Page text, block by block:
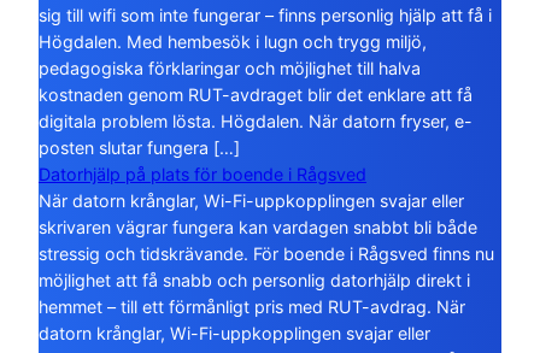
sig till wifi som inte fungerar – finns personlig hjälp att få i
Högdalen. Med hembesök i lugn och trygg miljö,
pedagogiska förklaringar och möjlighet till halva
kostnaden genom RUT-avdraget blir det enklare att få
digitala problem lösta. Högdalen. När datorn fryser, e-
posten slutar fungera […]
Datorhjälp på plats för boende i Rågsved
När datorn krånglar, Wi-Fi-uppkopplingen svajar eller
skrivaren vägrar fungera kan vardagen snabbt bli både
stressig och tidskrävande. För boende i Rågsved finns nu
möjlighet att få snabb och personlig datorhjälp direkt i
hemmet – till ett förmånligt pris med RUT-avdrag. När
datorn krånglar, Wi-Fi-uppkopplingen svajar eller